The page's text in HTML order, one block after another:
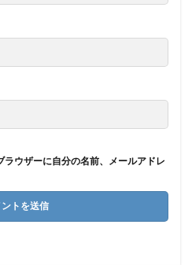
ウザーに自分の名前、メールアドレ